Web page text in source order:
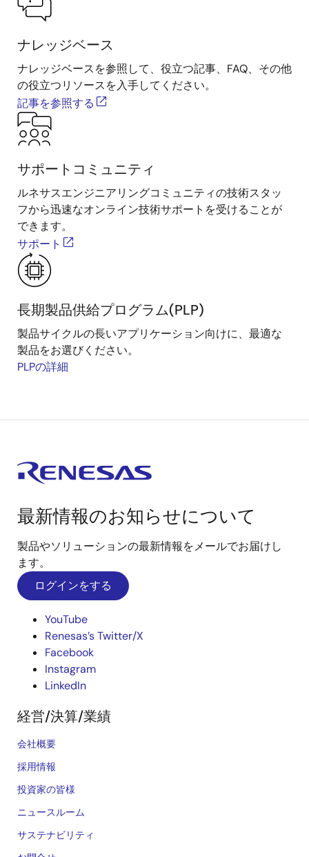
ナレッジベース
ナレッジベースを参照して、役立つ記事、FAQ、その他
の役立つリソースを入手してください。
記事を参照する
サポートコミュニティ
ルネサスエンジニアリングコミュニティの技術スタッ
フから迅速なオンライン技術サポートを受けることが
できます。
サポート
長期製品供給プログラム(PLP)
製品サイクルの長いアプリケーション向けに、最適な
製品をお選びください。
PLPの詳細
最新情報のお知らせについて
製品やソリューションの最新情報をメールでお届けし
ます。
ログインをする
YouTube
Renesas’s Twitter/X
Facebook
Instagram
LinkedIn
経営/決算/業績
会社概要
採用情報
投資家の皆様
ニュースルーム
サステナビリティ